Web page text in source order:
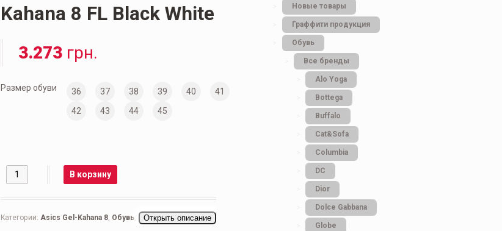
Kahana 8 FL Black White
3.273 грн.
Размер обуви 36 37 38 39 40
41
42
43 44 45
Количество В корзину
Категории: Asics Gel-Kahana 8, Обувь, Все бренды,Asics,
Открыть описание
Новые товары
Граффити продукция
Обувь
Все бренды
Alo Yoga
Bottеga
Buffalo
Cat&Sofa
Columbia
DC
Dior
Dolce Gabbana
Globe